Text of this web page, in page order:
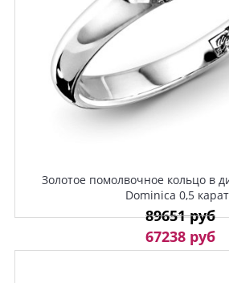
Золотое помолвочное кольцо в
Dominica 0,5
89651 руб
67238 руб